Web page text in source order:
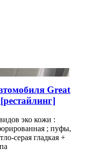
Great
эко кожи :
; пуфы,
серая гладкая +